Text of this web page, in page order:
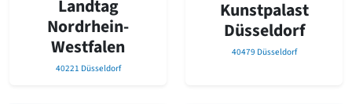
Landtag
Nordrhein-
Westfalen
40221 Düsseldorf
Kunstpalast
Düsseldorf
40479 Düsseldorf